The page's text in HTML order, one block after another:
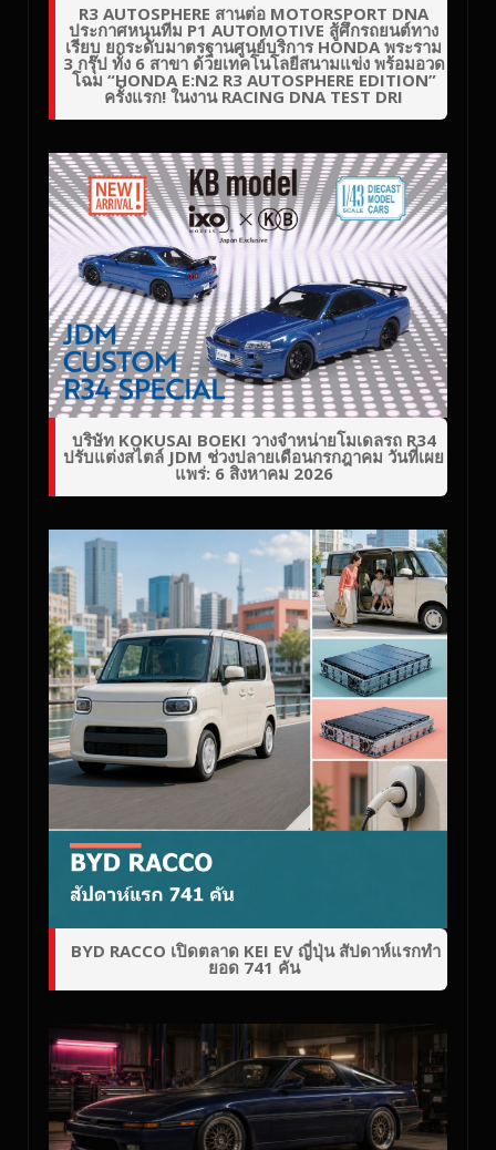
R3 AUTOSPHERE สานต่อ MOTORSPORT DNA
ประกาศหนุนทีม P1 AUTOMOTIVE สู้ศึกรถยนต์ทาง
เรียบ ยกระดับมาตรฐานศูนย์บริการ HONDA พระราม
3 กรุ๊ป ทั้ง 6 สาขา ด้วยเทคโนโลยีสนามแข่ง พร้อมอวด
โฉม “HONDA E:N2 R3 AUTOSPHERE EDITION”
ครั้งแรก! ในงาน RACING DNA TEST DRI
บริษัท KOKUSAI BOEKI วางจำหน่ายโมเดลรถ R34
ปรับแต่งสไตล์ JDM ช่วงปลายเดือนกรกฎาคม วันที่เผย
แพร่: 6 สิงหาคม 2026
BYD RACCO เปิดตลาด KEI EV ญี่ปุ่น สัปดาห์แรกทำ
ยอด 741 คัน